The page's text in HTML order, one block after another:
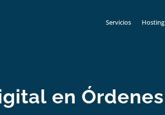
Servicios Hosting
en Órdenes